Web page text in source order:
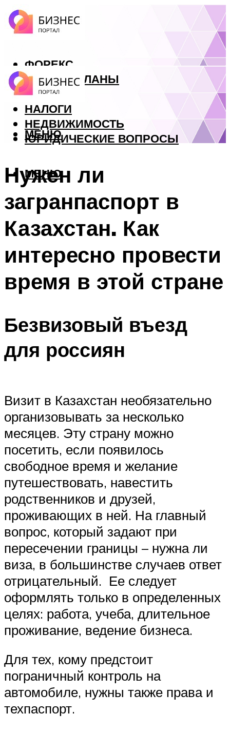
ФОРЕКС
БИЗНЕС ПЛАНЫ
КРЕДИТЫ
НАЛОГИ
НЕДВИЖИМОСТЬ
ЮРИДИЧЕСКИЕ ВОПРОСЫ
МЕНЮ
МЕНЮ
Нужен ли
загранпаспорт в
Казахстан. Как
интересно провести
время в этой стране
Безвизовый въезд
для россиян
Визит в Казахстан необязательно
организовывать за несколько
месяцев. Эту страну можно
посетить, если появилось
свободное время и желание
путешествовать, навестить
родственников и друзей,
проживающих в ней. На главный
вопрос, который задают при
пересечении границы – нужна ли
виза, в большинстве случаев ответ
отрицательный. Ее следует
оформлять только в определенных
целях: работа, учеба, длительное
проживание, ведение бизнеса.
Для тех, кому предстоит
пограничный контроль на
автомобиле, нужны также права и
техпаспорт.